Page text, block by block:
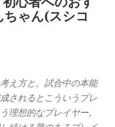
ゃん(スシコ
え方と、試合中の本能
されるとこういうプレ
理想的なプレイヤー。